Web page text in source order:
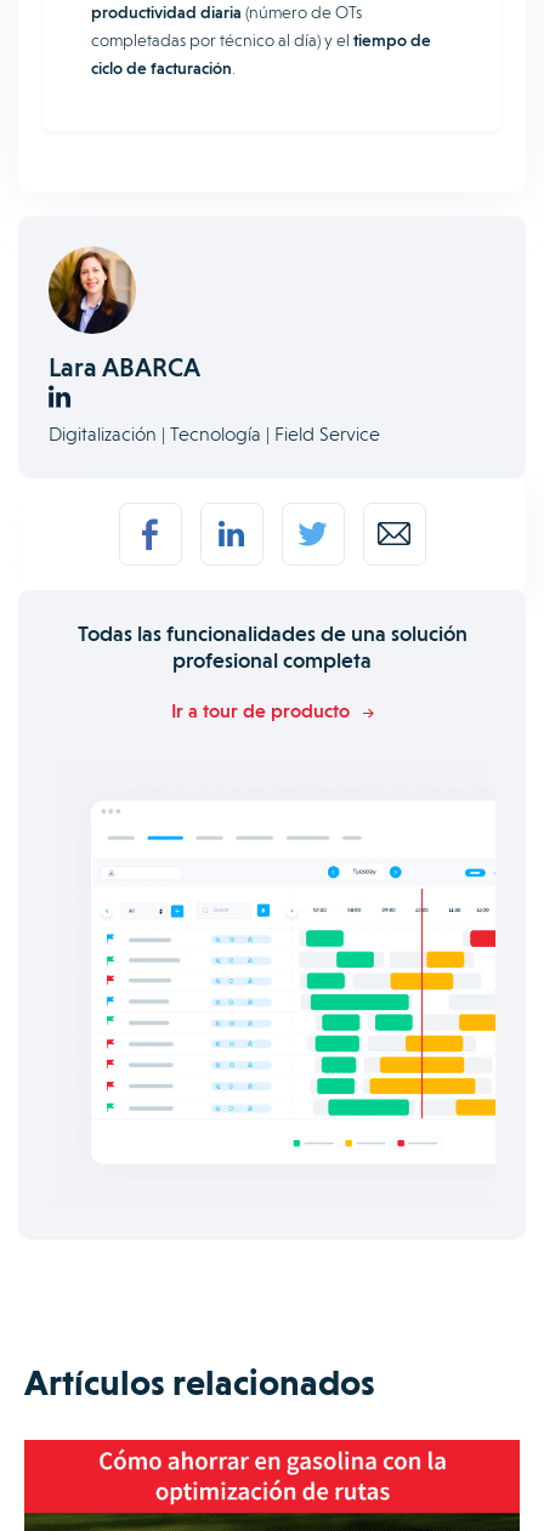
productividad diaria (número de OTs
completadas por técnico al día) y el tiempo de
ciclo de facturación
Lara ABARCA
Digitalización | Tecnología | Field Service
Todas las funcionalidades de una solución
profesional completa
Ir a tour de producto
Artículos relacionados